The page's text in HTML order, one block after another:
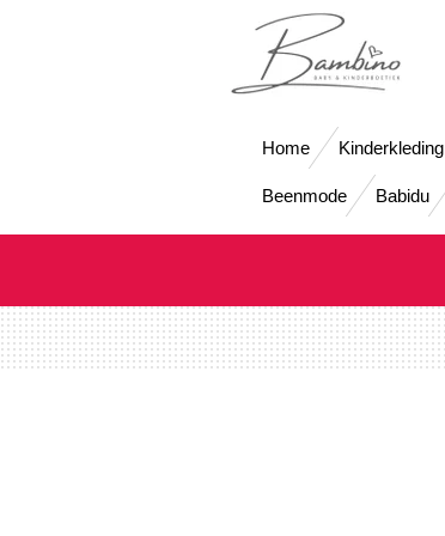
Home Kinderkleding
Beenmode Babidu